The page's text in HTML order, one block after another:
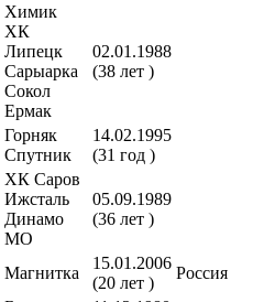
Химик
ХК
Липецк
Сарыарка
Сокол
Ермак
02.01.1988
(38 лет )
Горняк
Спутник
14.02.1995
(31 год )
ХК Саров
Ижсталь
Динамо
МО
05.09.1989
(36 лет )
Магнитка
15.01.2006
(20 лет )
Россия